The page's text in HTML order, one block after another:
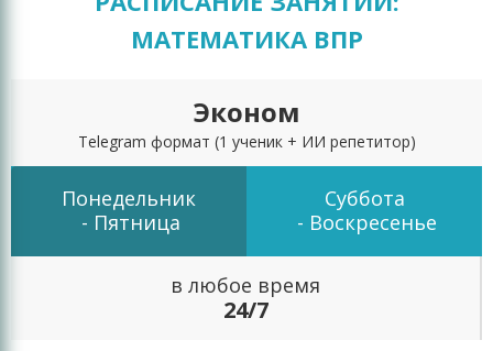
МАТЕМАТИКА ВПР
Эконом
Telegram формат (1 ученик + ИИ репетитор)
Понедельник
- Пятница
Суббота
- Воскресенье
в любое время
24/7